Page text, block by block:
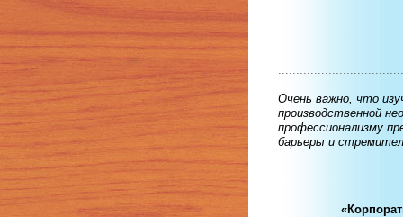
Очень важно, что
производственной
профессионализму
барьеры и